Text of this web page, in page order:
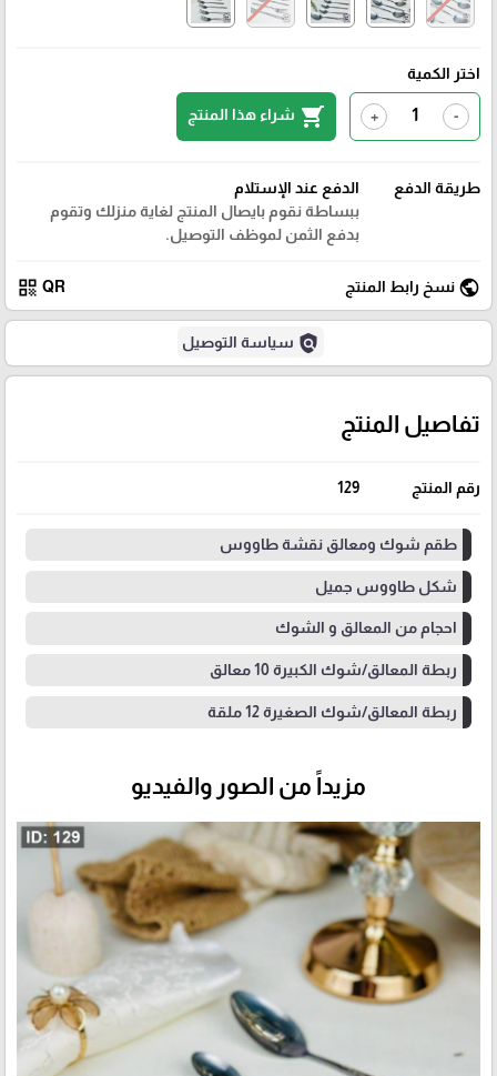
اختر الكمية
-
+
shopping_cart شراء هذا المنتج
طريقة الدفع
الدفع عند الإستلام
ببساطة نقوم بايصال المنتج لغاية منزلك وتقوم
بدفع الثمن لموظف التوصيل.
public نسخ رابط المنتج QR
qr_code
policy سياسة التوصيل
تفاصيل المنتج
رقم المنتج 129
طقم شوك ومعالق نقشة طاووس
شكل طاووس جميل
احجام من المعالق و الشوك
ربطة المعالق/شوك الكبيرة 10 معالق
ربطة المعالق/شوك الصغيرة 12 ملقة
مزيداً من الصور والفيديو